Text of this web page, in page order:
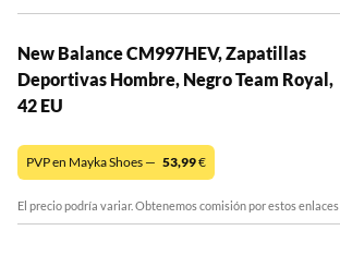
New Balance CM997HEV, Zapatillas
Deportivas Hombre, Negro Team Royal,
42 EU
PVP en Mayka Shoes — 53,99€
El precio podría variar. Obtenemos comisión por estos enlaces